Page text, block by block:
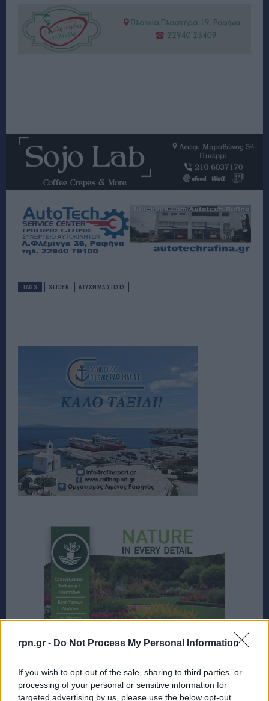
rpn.gr - Do Not Process My Personal Information
If you wish to opt-out of the sale, sharing to third parties, or
processing of your personal or sensitive information for
targeted advertising by us, please use the below opt-out
TAGS SLIDER ΑΤΥΧΗΜΑ ΣΠΑΤΑ